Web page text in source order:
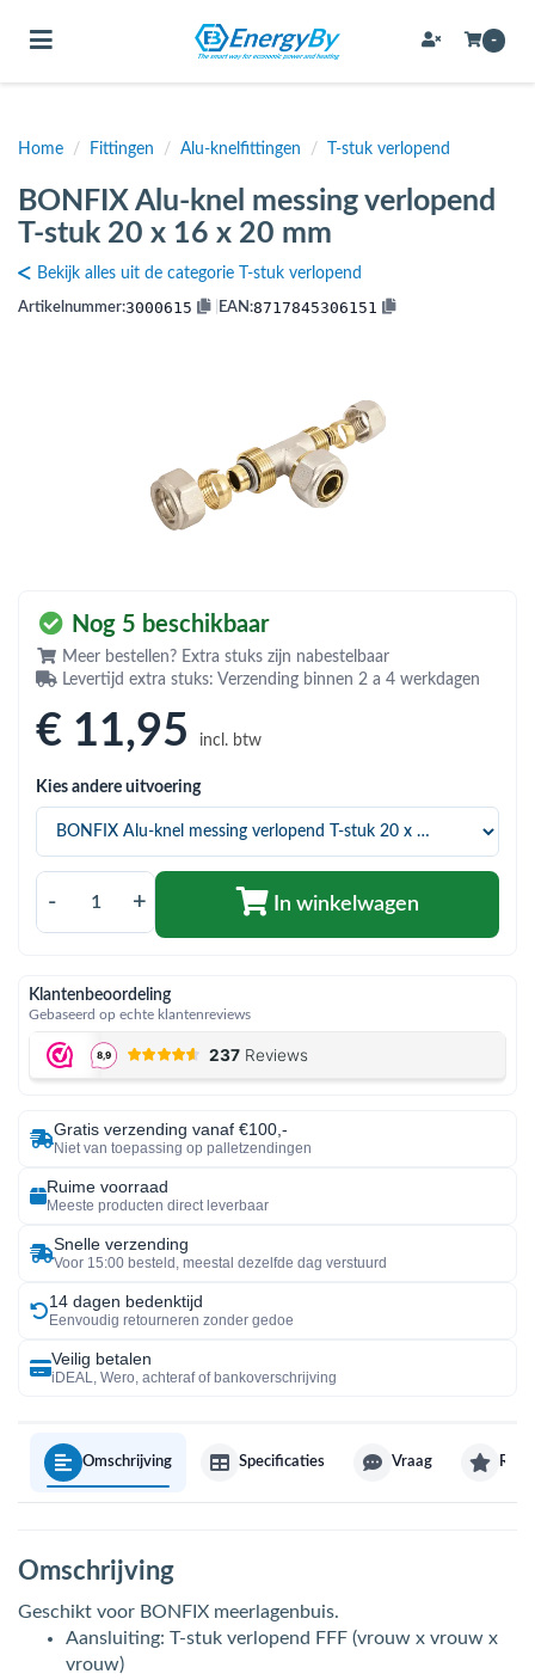
(Bevestigingsmateriaal / schroeven)
(Buffervaten, hygiene boilers & boilervaten)
(Expansievaten)
(Gereedschap)
(Installatiemateriaal)
(Rookkanalen)
(Sanitair)
(Verwarming, kachels & ketels)
(Zonneboilersets & onderdelen)
(Warmtepompen en warmtepompboilers)
Toggle navigation -
Home / Fittingen / Alu-knelfittingen / T-stuk verlopend
BONFIX Alu-knel messing verlopend
T-stuk 20 x 16 x 20 mm
Bekijk alles uit de categorie T-stuk verlopend
Artikelnummer:3000615 EAN:8717845306151
Nog 5 beschikbaar
Meer bestellen? Extra stuks zijn nabestelbaar
Levertijd extra stuks: Verzending binnen 2 a 4 werkdagen
€ 11,95 incl. btw
Kies andere uitvoering
- + In winkelwagen
Klantenbeoordeling
Gebaseerd op echte klantenreviews
Gratis verzending vanaf €100,-
Niet van toepassing op palletzendingen
Ruime voorraad
Meeste producten direct leverbaar
Snelle verzending
Voor 15:00 besteld, meestal dezelfde dag verstuurd
14 dagen bedenktijd
Eenvoudig retourneren zonder gedoe
Veilig betalen
iDEAL, Wero, achteraf of bankoverschrijving
Omschrijving Specificaties Vraag
Omschrijving
Geschikt voor BONFIX meerlagenbuis.
Aansluiting: T-stuk verlopend FFF (vrouw x vrouw x
vrouw)